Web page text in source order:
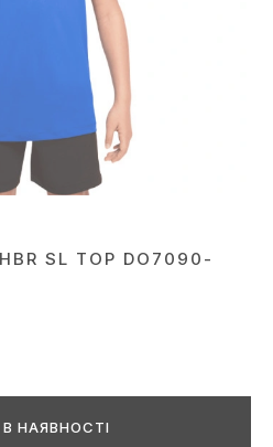
SL TOP DO7090-
НАЯВНОСТІ